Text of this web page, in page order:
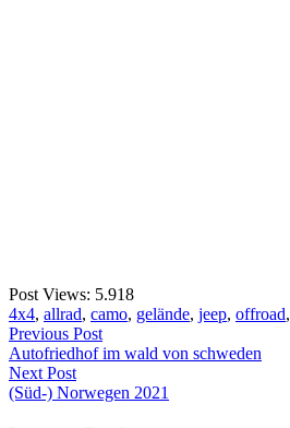
Post Views: 5.918
4x4, allrad, camo, gelände, jeep, offroad,
Beitragsnavigation
Previous Post
Previous
post:
Autofriedhof im wald von schweden
Next Post
Next
(Süd-) Norwegen 2021